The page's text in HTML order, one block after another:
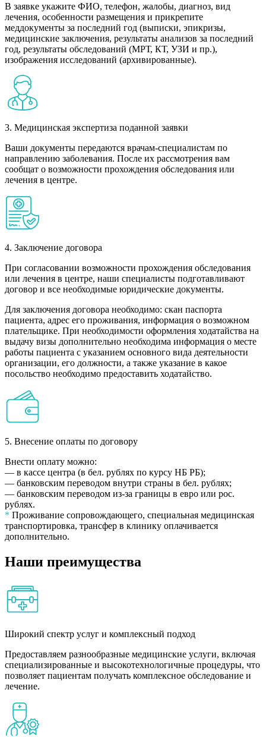
В заявке укажите ФИО, телефон, жалобы, диагноз, вид
лечения, особенности размещения и прикрепите
меддокументы за последний год (выписки, эпикризы,
медицинские заключения, результаты анализов за последний
год, результаты обследований (МРТ, КТ, УЗИ и пр.),
изображения исследований (архивированные).
3. Медицинская экспертиза поданной заявки
Ваши документы передаются врачам-специалистам по
направлению заболевания. После их рассмотрения вам
сообщат о возможности прохождения обследования или
лечения в центре.
4. Заключение договора
При согласовании возможности прохождения обследования
или лечения в центре, наши специалисты подготавливают
договор и все необходимые юридические документы.
Для заключения договора необходимо: скан паспорта
пациента, адрес его проживания, информация о возможном
плательщике. При необходимости оформления ходатайства на
выдачу визы дополнительно необходима информация о месте
работы пациента с указанием основного вида деятельности
организации, его должности, а также указание в какое
посольство необходимо предоставить ходатайство.
5. Внесение оплаты по договору
Внести оплату можно:
— в кассе центра (в бел. рублях по курсу НБ РБ);
— банковским переводом внутри страны в бел. рублях;
— банковским переводом из-за границы в евро или рос.
рублях.
* Проживание сопровождающего, специальная медицинская
транспортировка, трансфер в клинику оплачивается
дополнительно.
Наши преимущества
Широкий спектр услуг и комплексный подход
Предоставляем разнообразные медицинские услуги, включая
специализированные и высокотехнологичные процедуры, что
позволяет пациентам получать комплексное обследование и
лечение.